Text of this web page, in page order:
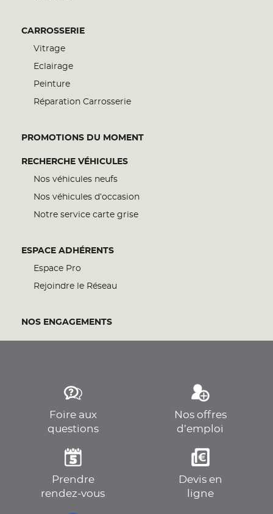
CARROSSERIE
Vitrage
Eclairage
Peinture
Réparation Carrosserie
PROMOTIONS DU MOMENT
RECHERCHE VÉHICULES
Nos véhicules neufs
Nos véhicules d’occasion
Notre service carte grise
ESPACE ADHÉRENTS
Espace Pro
Rejoindre le Réseau
NOS ENGAGEMENTS
Foire aux
questions
Nos offres
d’emploi
Prendre
rendez-vous
Devis en
ligne